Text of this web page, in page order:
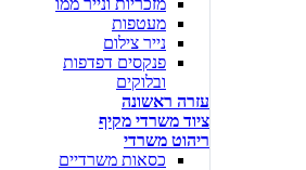
מזכריות ונייר ממו
מעטפות
נייר צילום
פנקסים דפדפות
ובלוקים
עזרה ראשונה
ציוד משרדי מקיף
ריהוט משרדי
כסאות משרדיים